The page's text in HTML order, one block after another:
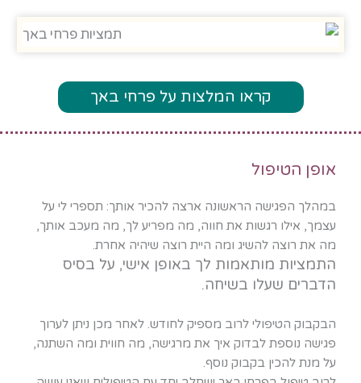
קראו המלצות על פרחי באך
אופן הטיפול
במהלך הפגישה הראשונה ארצה להכיר אותך: תספרי לי על
עצמך, אילו רגשות את חווה, מה מפריע לך, מה מעכב אותך,
מה את רוצה להשיג ומה היית רוצה שיהיה אחרת.
התמציות מותאמות לך באופן אישי, על בסיס
הדברים שעלו בשיחה.
הבקבוק הטיפולי לרוב מספיק לחודש. לאחר מכן ניתן לערוך
פגישה נוספת לבדוק איך את מרגישה, מה חווית ומה השתנה,
על מנת להכין בקבוק נוסף.